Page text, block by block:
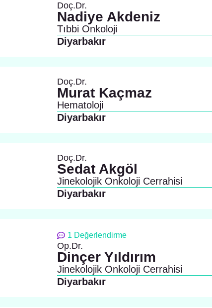
Doç.Dr.
Nadiye Akdeniz
Tıbbi Onkoloji
Diyarbakır
Doç.Dr.
Murat Kaçmaz
Hematoloji
Diyarbakır
Doç.Dr.
Sedat Akgöl
Jinekolojik Onkoloji Cerrahisi
Diyarbakır
1 Değerlendirme
Op.Dr.
Dinçer Yıldırım
Jinekolojik Onkoloji Cerrahisi
Diyarbakır